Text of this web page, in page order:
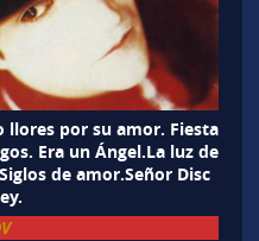
llores por su amor. Fiesta
Era un Ángel.La luz de
de amor.Señor Disc